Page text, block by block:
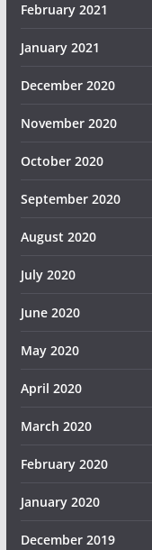
February 2021
January 2021
December 2020
November 2020
October 2020
September 2020
August 2020
July 2020
June 2020
May 2020
April 2020
March 2020
February 2020
January 2020
December 2019